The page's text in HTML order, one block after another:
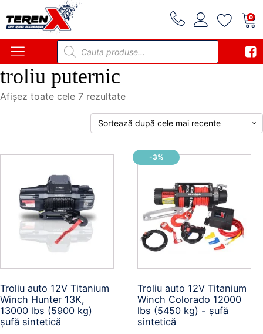
0
Products
search
troliu puternic
Afișez toate cele 7 rezultateSortat
după
cele
recente
Troliu auto 12V Titanium
Winch Hunter 13K,
13000 lbs (5900 kg)
șufă sintetică
-3%
Troliu auto 12V Titanium
Winch Colorado 12000
lbs (5450 kg) - șufă
sintetică